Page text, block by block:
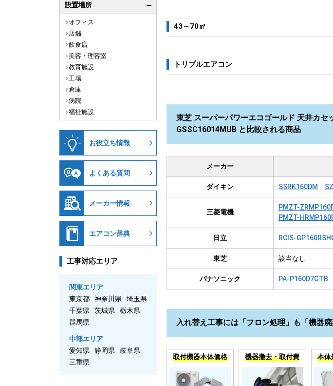
43～70㎡
トリプルエアコン
東芝 スーパーパワーエコゴールド 天井カ
GSSC16014MUB と比較される商品
メーカー
ダイキン SSRK160DM
三菱電機
PMZT-
PMZT-
日立 RCIS-
東芝 該当なし
パナソニック PA-P160D7GTB
入れ替え工事には「フロン処理」も「機器
取付機器本体価格 機器撤去・取付費 本体
設置場所
オフィス
店舗
飲食店
美容・理容室
教育施設
工場
倉庫
病院
福祉施設
お役立ち情報
よくある質問
メーカー情報
エアコン辞典
工事対応エリア
関東エリア
東京都
神奈川県
埼玉県
千葉県
茨城県
栃木県
群馬県
中部エリア
愛知県
静岡県
岐阜県
三重県